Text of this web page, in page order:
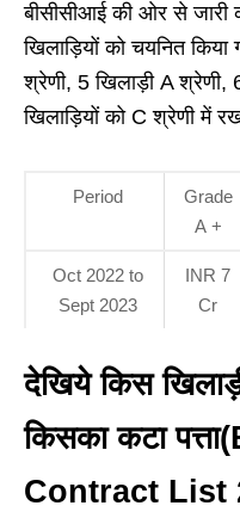
बीसीसीआई की ओर से
खिलाड़ियों को चयनित
श्रेणी, 5 खिलाड़ी A
खिलाड़ियों को C श्रेणी में
Period
Grade
A +
Oct 2022 to
Sept 2023
INR 7
Cr
देखिये किस
किसका कटा
Contract List